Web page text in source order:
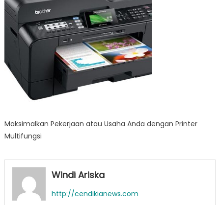
Maksimalkan Pekerjaan atau Usaha Anda dengan Printer
Multifungsi
Windi Ariska
http://cendikianews.com